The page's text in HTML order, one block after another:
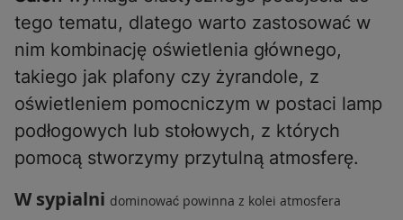
tego tematu, dlatego warto zastosować w
nim kombinację oświetlenia głównego,
takiego jak plafony czy żyrandole, z
oświetleniem pomocniczym w postaci lamp
podłogowych lub stołowych, z których
pomocą stworzymy przytulną atmosferę.
W sypialni dominować powinna z kolei atmosfera